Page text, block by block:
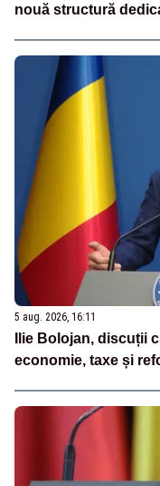
nouă structură
5 aug. 2026, 16:11
Ilie Bolojan, discuții
economie, taxe și